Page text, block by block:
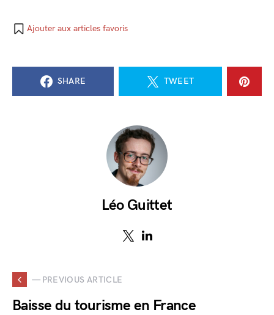
Ajouter aux articles favoris
SHARE TWEET
Léo Guittet
— PREVIOUS ARTICLE
Baisse du tourisme en France